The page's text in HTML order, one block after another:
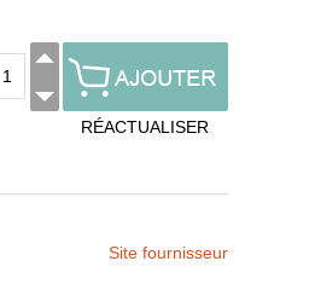
RÉACTUALISER
Site fournisseur